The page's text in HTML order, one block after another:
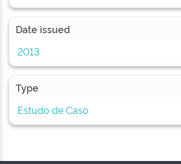
Date issued
2013
Type
Estudo de Caso